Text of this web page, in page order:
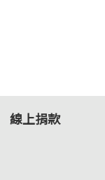
線上捐款